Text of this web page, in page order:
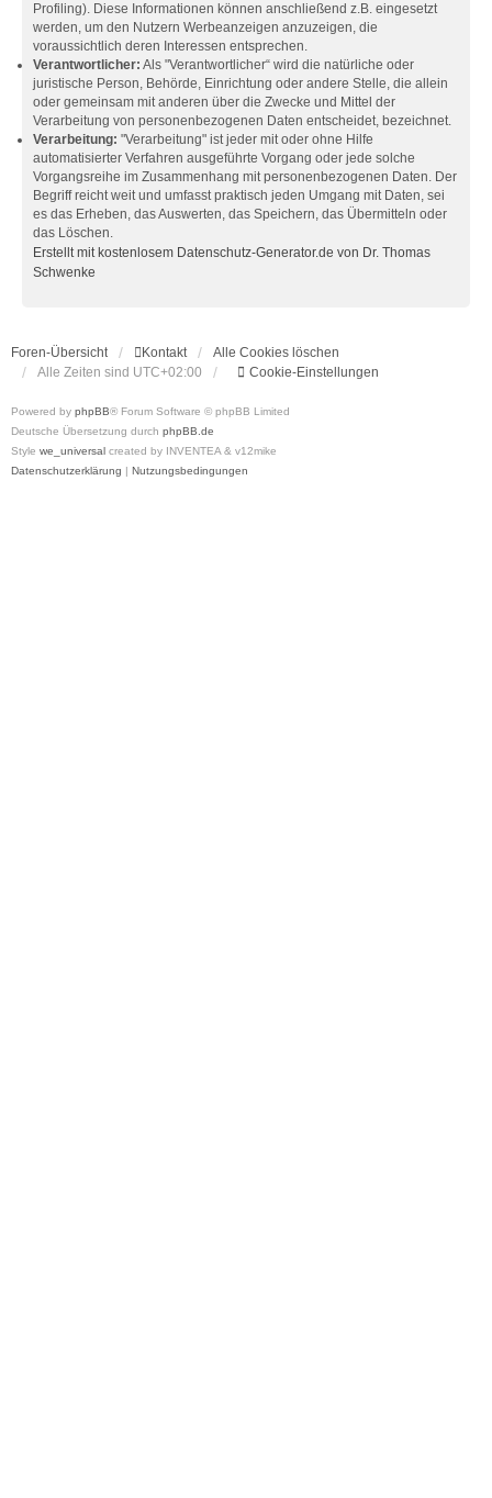
Profiling). Diese Informationen können anschließend z.B. eingesetzt
werden, um den Nutzern Werbeanzeigen anzuzeigen, die
voraussichtlich deren Interessen entsprechen.
Verantwortlicher: Als "Verantwortlicher“ wird die natürliche oder
juristische Person, Behörde, Einrichtung oder andere Stelle, die allein
oder gemeinsam mit anderen über die Zwecke und Mittel der
Verarbeitung von personenbezogenen Daten entscheidet, bezeichnet.
Verarbeitung: "Verarbeitung" ist jeder mit oder ohne Hilfe
automatisierter Verfahren ausgeführte Vorgang oder jede solche
Vorgangsreihe im Zusammenhang mit personenbezogenen Daten. Der
Begriff reicht weit und umfasst praktisch jeden Umgang mit Daten, sei
es das Erheben, das Auswerten, das Speichern, das Übermitteln oder
das Löschen.
Erstellt mit kostenlosem Datenschutz-Generator.de von Dr. Thomas
Schwenke
Foren-Übersicht Kontakt
Alle Cookies löschen
Alle Zeiten sind UTC+02:00 Cookie-Einstellungen
Powered by phpBB® Forum Software © phpBB Limited
Deutsche Übersetzung durch phpBB.de
Style we_universal created by INVENTEA & v12mike
Datenschutzerklärung | Nutzungsbedingungen